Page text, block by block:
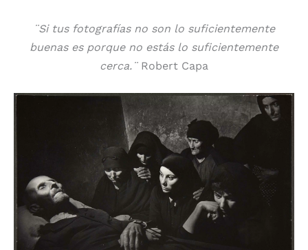
¨Si tus fotografías no son lo suficientemente
buenas es porque no estás lo suficientemente
cerca.¨ Robert Capa